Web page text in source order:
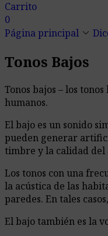
Carrito
0
Página principal keyboard_arrow_down
Tonos Bajos
Tonos bajos – los
humanos.
El bajo es un sonido
pueden generar
timbre y la calidad del
Los tonos con una
la acústica de las
paredes. En tales
El bajo también es la